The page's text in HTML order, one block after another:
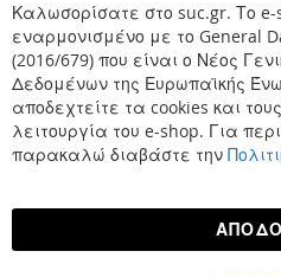
Καλωσορίσατε στο suc.gr. Το e-
εναρμονισμένο με το General
(2016/679) που είναι ο Νέος
Δεδομένων της Ευρωπαϊκής
αποδεχτείτε τα cookies και
λειτουργία του e-shop. Για
παρακαλώ διαβάστε την